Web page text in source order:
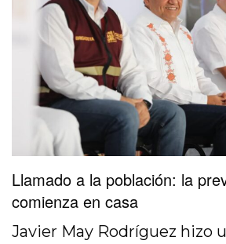
Llamado a la población: la
comienza en casa
Javier May Rodríguez hizo